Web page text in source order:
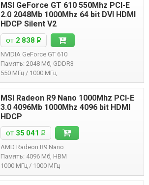
MSI GeForce GT 610 550Mhz PCI-E
2.0 2048Mb 1000Mhz 64 bit DVI HDMI
HDCP Silent V2
от 2 838 Р
NVIDIA GeForce GT 610
Память: 2048 Мб, GDDR3
550 МГц / 1000 МГц
MSI Radeon R9 Nano 1000Mhz PCI-E
3.0 4096Mb 1000Mhz 4096 bit HDMI
HDCP
от 35 041 Р
AMD Radeon R9 Nano
Память: 4096 Мб, HBM
1000 МГц / 1000 МГц